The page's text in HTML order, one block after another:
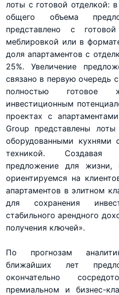
лоты с готовой отделкой:
общего объема
представлено с
меблировкой или в
доля апартаментов с
25%. Увеличение
связано в первую очередь
полностью
инвестиционным
проектах с
Group представлены
оборудованными кухнями
техникой. Создавая
предложение для
ориентируемся на
апартаментов в элитном
для сохранения
стабильного арендного
получения ключей».
По прогнозам
ближайших лет
окончательно
премиальном и бизнес-